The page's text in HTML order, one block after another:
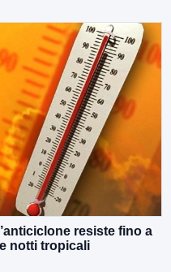
resiste fino a
notti tropicali